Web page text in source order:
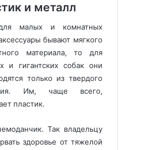
и металл
малых и комнатных
бывают мягкого
материала, то для
и гигантских собак они
только из твердого
Им, чаще всего,
пластик.
Так владельцу
здоровье от тяжелой